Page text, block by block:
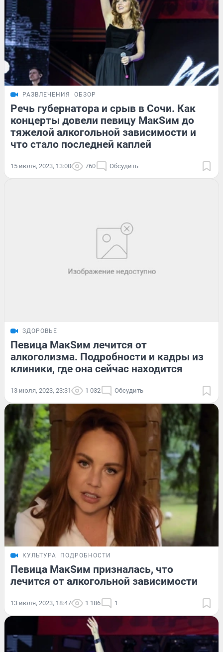
РАЗВЛЕЧЕНИЯ ОБЗОР
Речь губернатора и срыв в Сочи. Как
концерты довели певицу MaкSим до
тяжелой алкогольной зависимости и
что стало последней каплей
15 июля, 2023, 13:00 760 Обсудить
ЗДОРОВЬЕ
Певица МакSим лечится от
алкоголизма. Подробности и кадры из
клиники, где она сейчас находится
13 июля, 2023, 23:31 1 032 Обсудить
КУЛЬТУРА ПОДРОБНОСТИ
Певица МакSим призналась, что
лечится от алкогольной зависимости
13 июля, 2023, 18:47 1 186 1